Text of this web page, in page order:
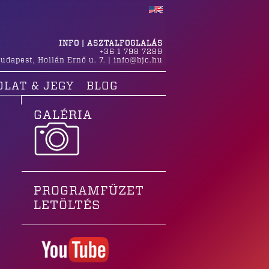
INFO | ASZTALFOGLALÁS
+36 1 798 7289
, Hollán Ernő u. 7. info@bjc.hu
& JEGY BLOG
GALÉRIA
PROGRAMFÜZET
LETÖLTÉS